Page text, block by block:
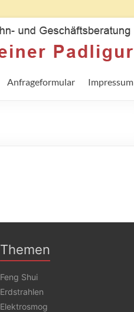
Anfrageformular Impressum
Themen
Feng Shui
Erdstrahlen
Elektrosmog